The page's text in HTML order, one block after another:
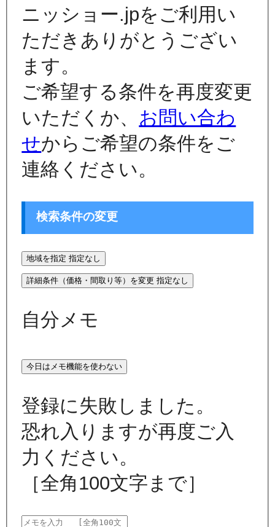
ニッショー.jpをご利用い
ただきありがとうござい
ます。
ご希望する条件を再度変更
いただくか、 お問い合わ
せからご希望の条件をご
連絡ください。
検索条件の変更
地域を指定 指定なし
詳細条件（価格・間取り等）を変更 指定なし
自分メモ
今日はメモ機能を使わない
登録に失敗しました。
恐れ入りますが再度ご入
力ください。
［全角100文字まで］